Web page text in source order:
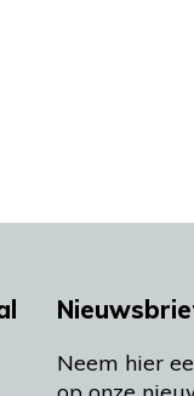
Neem hier